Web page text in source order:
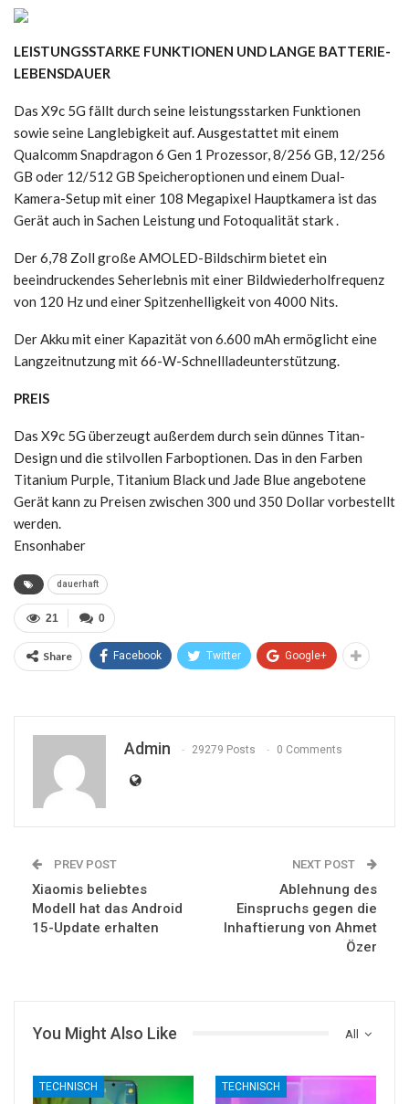
LEISTUNGSSTARKE FUNKTIONEN UND LANGE BATTERIE-
LEBENSDAUER
Das X9c 5G fällt durch seine leistungsstarken Funktionen
sowie seine Langlebigkeit auf. Ausgestattet mit einem
Qualcomm Snapdragon 6 Gen 1 Prozessor, 8/256 GB, 12/256
GB oder 12/512 GB Speicheroptionen und einem Dual-
Kamera-Setup mit einer 108 Megapixel Hauptkamera ist das
Gerät auch in Sachen Leistung und Fotoqualität stark .
Der 6,78 Zoll große AMOLED-Bildschirm bietet ein
beeindruckendes Seherlebnis mit einer Bildwiederholfrequenz
von 120 Hz und einer Spitzenhelligkeit von 4000 Nits.
Der Akku mit einer Kapazität von 6.600 mAh ermöglicht eine
Langzeitnutzung mit 66-W-Schnellladeunterstützung.
PREIS
Das X9c 5G überzeugt außerdem durch sein dünnes Titan-
Design und die stilvollen Farboptionen. Das in den Farben
Titanium Purple, Titanium Black und Jade Blue angebotene
Gerät kann zu Preisen zwischen 300 und 350 Dollar vorbestellt
werden.
Ensonhaber
dauerhaft
0
21
Share Facebook Twitter Google+
Admin 29279 Posts 0 Comments
PREV POST
Xiaomis beliebtes
Modell hat das Android
15-Update erhalten
NEXT POST
Ablehnung des
Einspruchs gegen die
Inhaftierung von Ahmet
Özer
All
You Might Also Like
TECHNISCH TECHNISCH